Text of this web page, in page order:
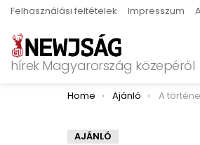
Felhasználási feltételek Impresszum
hírek Magyarország közepéről
You are here:
Home Ajánló A
AJÁNLÓ